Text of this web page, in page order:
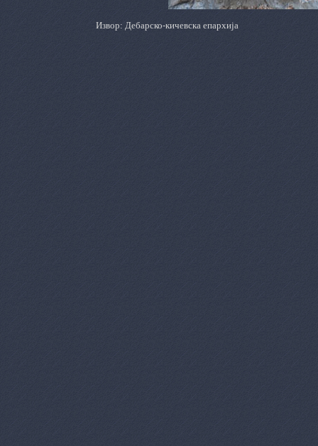
Извор: Дебарско-кичевска епархија